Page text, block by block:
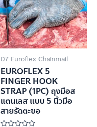
07 Euroflex Chainmail
EUROFLEX 5
FINGER HOOK
STRAP (1PC) ถุงมือส
แตนเลส แบบ 5 นิ้วมือ
สายรัดตะขอ